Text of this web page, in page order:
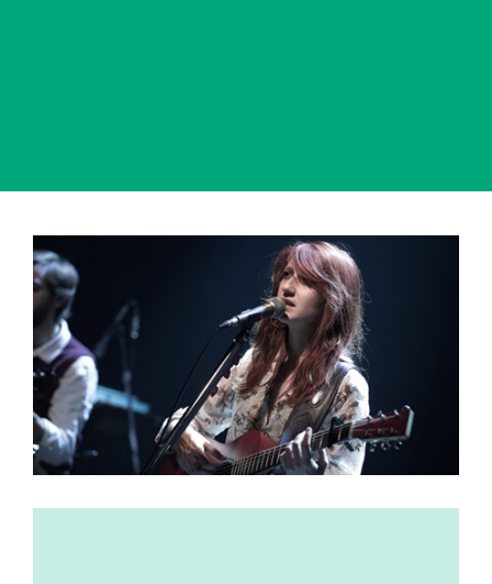
View
Larger
Image